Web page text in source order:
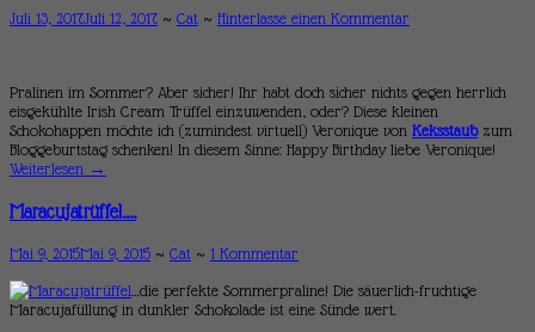
Juli 13, 2017Juli 12, 2017 ~ Cat ~ Hinterlasse einen Kommentar
Pralinen im Sommer? Aber sicher! Ihr habt doch sicher nichts gegen herrlich
eisgekühlte Irish Cream Trüffel einzuwenden, oder? Diese kleinen
Schokohappen möchte ich (zumindest virtuell) Veronique von Keksstaubzum
Bloggeburtstag schenken! In diesem Sinne: Happy Birthday liebe Veronique!
Weiterlesen →
Maracujatrüffel….
Mai 9, 2015Mai 9, 2015 ~ Cat ~ 1 Kommentar
…die perfekte Sommerpraline! Die säuerlich-fruchtige
Maracujafüllung in dunkler Schokolade ist eine Sünde wert.